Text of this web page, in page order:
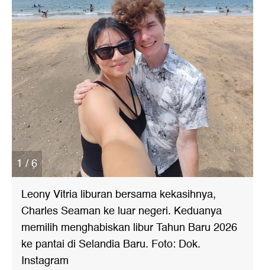
1 / 6
Leony Vitria liburan bersama kekasihnya,
Charles Seaman ke luar negeri. Keduanya
memilih menghabiskan libur Tahun Baru 2026
ke pantai di Selandia Baru. Foto: Dok.
Instagram